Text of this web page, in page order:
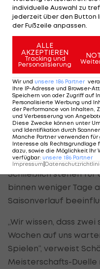
Trimmel hat perfekt
einfach
den „Standard-Trick“.
„Mund abwischen,
Die Mannschaft
Problemen weiterhin
sich nicht
„Wichtig sind die drei
abwischen, weiter
Marschroute vor.
Schließlich stehen für
binnen weniger Tage
Saisonverlauf
„Wir wissen, dass
Wochen auf uns
Spielen“, verweist
Meisterschafts-Duelle
individuelle Auswahl zu
jederzeit über den Button
der Fußzeile anpassen.
ALLE
AKZEPTIEREN
Tracking und
Personalisierung
Wir und unsere 186 Partner
Ihre IP-Adresse und Browser-
Speichern von oder Zugriff auf
Personalisierte Werbung und
der Performance von Inhalten,
und Verbesserung von
Diese Zwecke können unter
und Identifikation durch
Manche Partner verwenden
Interesse als
dazu, sowie die Möglichkeit Ihr
verfügbar: unsere 186 Partner
Impressum|